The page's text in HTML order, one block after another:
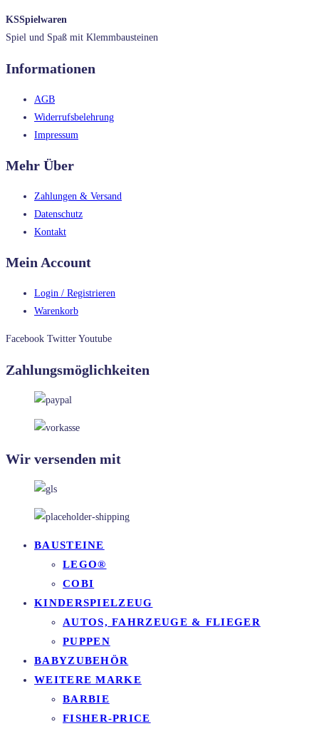
KSSpielwaren
Spiel und Spaß mit Klemmbausteinen
Informationen
AGB
Widerrufsbelehrung
Impressum
Mehr Über
Zahlungen & Versand
Datenschutz
Kontakt
Mein Account
Login / Registrieren
Warenkorb
Facebook Twitter Youtube
Zahlungsmöglichkeiten
Wir versenden mit
BAUSTEINE
LEGO®
COBI
KINDERSPIELZEUG
AUTOS, FAHRZEUGE & FLIEGER
PUPPEN
BABYZUBEHÖR
WEITERE MARKE
BARBIE
FISHER-PRICE